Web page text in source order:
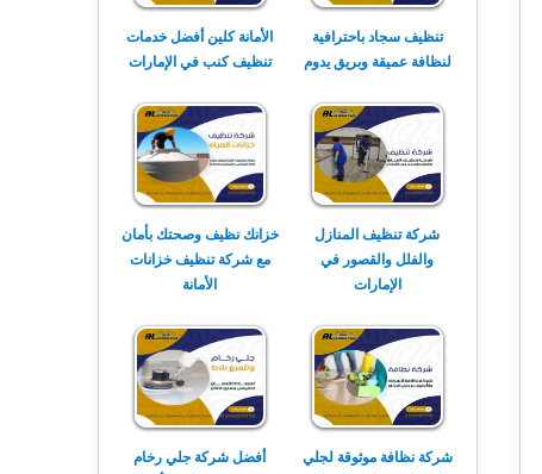
تنظيف سجاد باحترافية
لنظافة عميقة وبريق يدوم
الأمانة كلين أفضل خدمات
تنظيف كنب في الإمارات
شركة تنظيف المنازل
والفلل والقصور في
الإمارات
خزانك نظيف وصحتك بأمان
مع شركة تنظيف خزانات
الأمانة
شركة نظافة موثوقة لجلي
أفضل شركة جلي رخام